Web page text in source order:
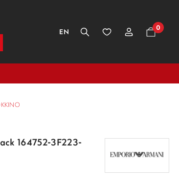
EN
0
164752-3F223-